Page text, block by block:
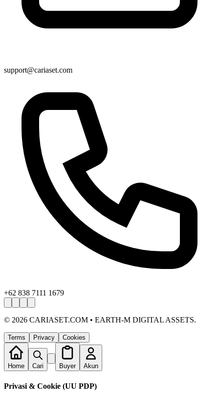
support@cariaset.com
+62 838 7111 1679
© 2026 CARIASET.COM • EARTH-M DIGITAL ASSETS.
Terms Privacy Cookies
Home Cari Buyer Akun
Privasi & Cookie (UU PDP)